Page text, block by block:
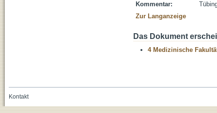
Kommentar:
Zur Langanzeige
Das Dokument
4 Medizinische
Kontakt